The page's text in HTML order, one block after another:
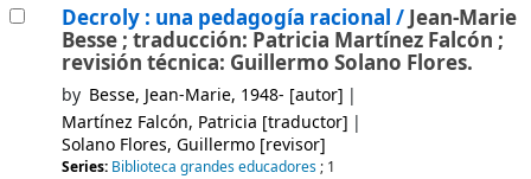
Decroly : una pedagogía racional /Jean-Marie
Besse ; traducción: Patricia Martínez Falcón ;
revisión técnica: Guillermo Solano Flores.
by Besse, Jean-Marie, 1948- [autor]
Martínez Falcón, Patricia [traductor]
Solano Flores, Guillermo[revisor]
Series: Biblioteca grandes educadores; 1